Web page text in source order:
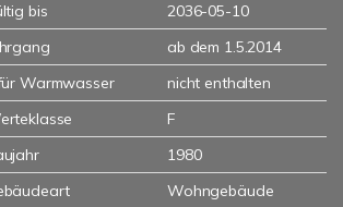
bis
2036-05-10
ab dem 1.5.2014
Warmwasser
nicht enthalten
F
1980
Wohngebäude